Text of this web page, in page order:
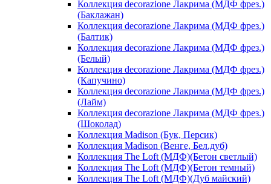
Коллекция decorazione Лакрима (МДФ фрез.)
(Баклажан)
Коллекция decorazione Лакрима (МДФ фрез.)
(Балтик)
Коллекция decorazione Лакрима (МДФ фрез.)
(Белый)
Коллекция decorazione Лакрима (МДФ фрез.)
(Капучино)
Коллекция decorazione Лакрима (МДФ фрез.)
(Лайм)
Коллекция decorazione Лакрима (МДФ фрез.)
(Шоколад)
Коллекция Madison (Бук, Персик)
Коллекция Madison (Венге, Бел.дуб)
Коллекция The Loft (МДФ)(Бетон светлый)
Коллекция The Loft (МДФ)(Бетон темный)
Коллекция The Loft (МДФ)(Дуб майский)